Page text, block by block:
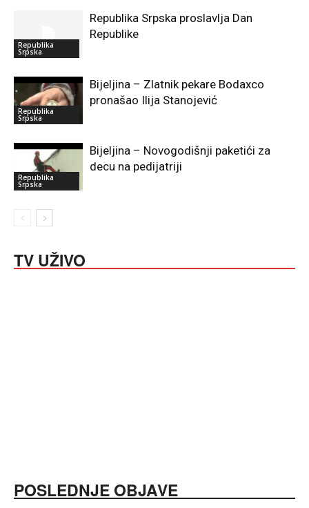
Republika
Srpska
Republika Srpska proslavlja Dan
Republike
Republika
Srpska
Bijeljina – Zlatnik pekare Bodaxco
pronašao Ilija Stanojević
Republika
Srpska
Bijeljina – Novogodišnji paketići za
decu na pedijatriji
TV UŽIVO
POSLEDNJE OBJAVE